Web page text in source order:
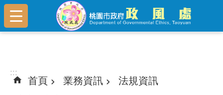
跳到主要內容區塊
:::
:::
首頁 業務資訊 法規資訊